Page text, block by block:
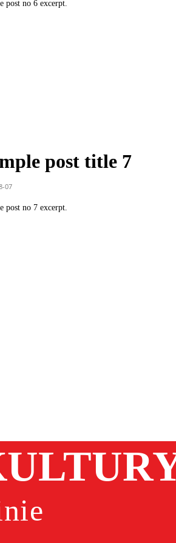
post no 6 excerpt.
post title 7
07
post no 7 excerpt.